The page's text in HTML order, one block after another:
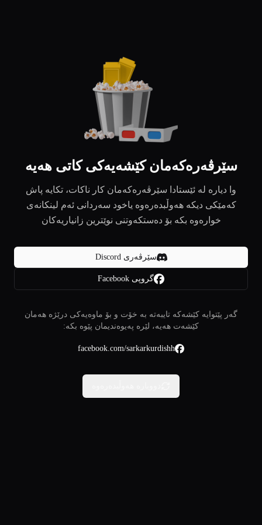
سێرڤەرەکەمان کێشەیەکی کاتی هەیە
وا دیارە لە ئێستادا سێرڤەرەکەمان کار ناکات، تکایە پاش
کەمێکی دیکە هەوڵبدەرەوە یاخود سەردانی ئەم لینکانەی
خوارەوە بکە بۆ دەستکەوتنی نوێترین زانیاریەکان
سێرڤەری Discord
گروپی Facebook
گەر پێتوایە کێشەکە تایبەتە بە خۆت و بۆ ماوەیەکی درێژە هەمان
کێشەت هەیە، لێرە پەیوەندیمان پێوە بکە:
facebook.com/sarkarkurdishh